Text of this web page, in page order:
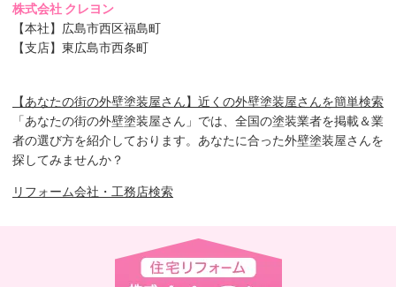
株式会社 クレヨン
【本社】広島市西区福島町
【支店】東広島市西条町
【あなたの街の外壁塗装屋さん】近くの外壁塗装屋さんを簡単検索
「あなたの街の外壁塗装屋さん」では、全国の塗装業者を掲載＆業
者の選び方を紹介しております。あなたに合った外壁塗装屋さんを
探してみませんか？
リフォーム会社・工務店検索